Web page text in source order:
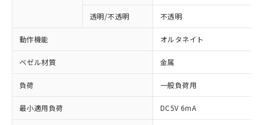
透明/不透明 不透明
動作機能 オルタネイト
ベゼル材質 金属
負荷 一般負荷用
最小適用負荷 DC5V 6mA